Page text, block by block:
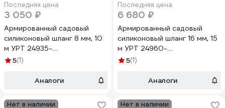
Последняя цена
3 050 ₽
Армированный садовый
силиконовый шланг 8 мм, 10
м УРТ 24935-
рукав*сил*арм*8мм*10м
5(1)
Аналоги
Последняя цена
6 680 ₽
Армированный садовый
силиконовый шланг 16 мм, 15
м УРТ 24960-
рукав*сил*арм*16мм*15м
5(1)
Аналоги
Нет в наличии Нет в наличии